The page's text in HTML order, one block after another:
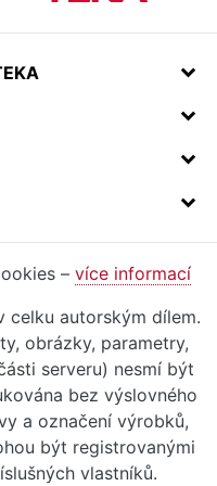
– více informací
celku autorským dílem.
obrázky, parametry,
serveru) nesmí být
bez výslovného
a označení výrobků,
být registrovanými
vlastníků.